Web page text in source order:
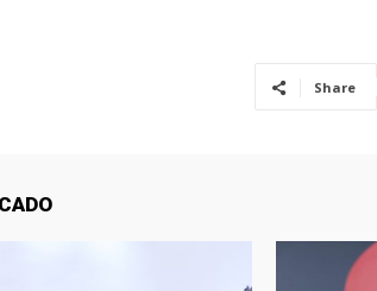
Share